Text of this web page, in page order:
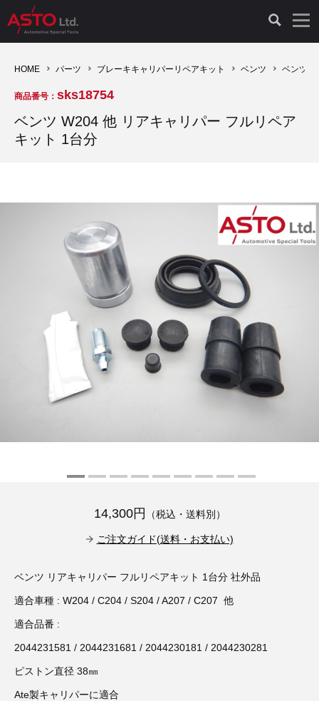
診断機（16）
キープログラマー（4）
オプション品（17）
その他（9）
診断テスター（10）
キープログラマー（20）
安定化電源ユニット（8）
バッテリーテスター（4）
古い車両用診断テスター（10）
バイク用診断テスター（7）
その他（20）
HCB TOOLS（45）
AST TOOLS（51）
ドイツ車（211）
イタリア/フランス車（27）
イギリス車（23）
アメリカ車（15）
スウェーデン車（20）
ホイールロック取り外しツール（6）
オシロスコープ（2）
オシロ関連商品（9）
ドイツ車（427）
イタリア/フランス車（145）
スウェーデン車（45）
ロシア（8）
ブレーキキャリパーリペアキット（368）
ライト関連（6）
現品修理（77）
リビルト品（58）
イモビライザーOFF（1）
オシロスコープ（10）
アクセサリー（13）
HOME パーツ ブレーキキャリパーリペアキット ベンツ ベンツ
商品番号： sks18754
ベンツ W204 他 リアキャリパー フルリペア
キット 1台分
14,300円 （税込・送料別）
ご注文ガイド(送料・お支払い)
ベンツ リアキャリパー フルリペアキット 1台分 社外品
適合車種 : W204 / C204 / S204 / A207 / C207 他
適合品番 :
2044231581 / 2044231681 / 2044230181 / 2044230281
ピストン直径 38㎜
Ate製キャリパーに適合